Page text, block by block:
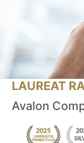
LAUREAT
Avalon